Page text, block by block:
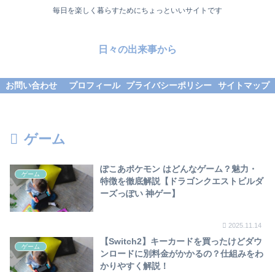
毎日を楽しく暮らすためにちょっといいサイトです
日々の出来事から
お問い合わせ プロフィール プライバシーポリシー サイトマップ
ゲーム
ゲーム
ぽこあポケモン はどんなゲーム？魅力・
特徴を徹底解説【ドラゴンクエストビルダ
ーズっぽい 神ゲー】
2025.11.14
ゲーム
【Switch2】キーカードを買ったけどダウ
ンロードに別料金がかかるの？仕組みをわ
かりやすく解説！